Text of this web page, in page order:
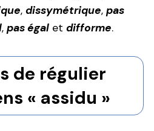
, dissymétrique, pas
, pas égal et difforme.
de régulier
« assidu »